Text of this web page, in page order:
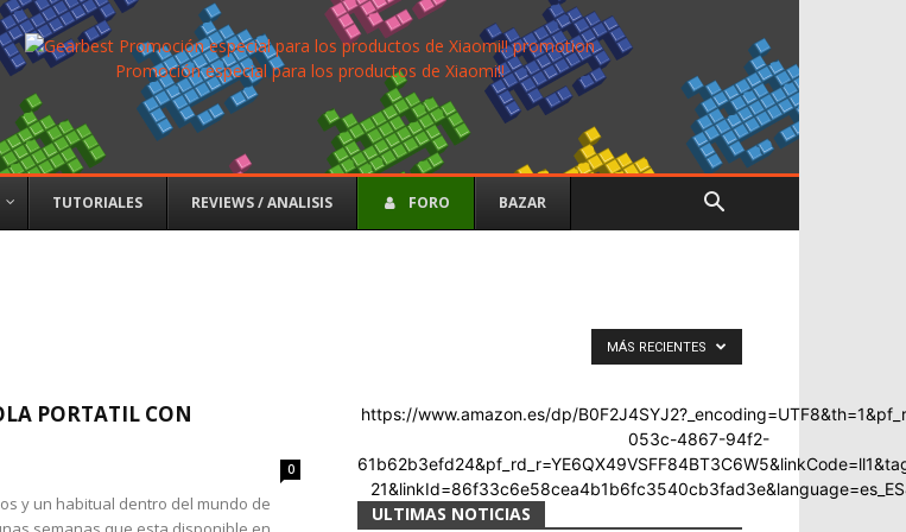
Promoción especial para los productos de Xiaomi!!
TUTORIALES REVIEWS / ANALISIS FORO BAZAR
MÁS RECIENTES
PORTATIL CON
0
y un habitual dentro del mundo de
https://www.amazon.es/dp/
053c-4867-94f2-
ULTIMAS NOTICIAS